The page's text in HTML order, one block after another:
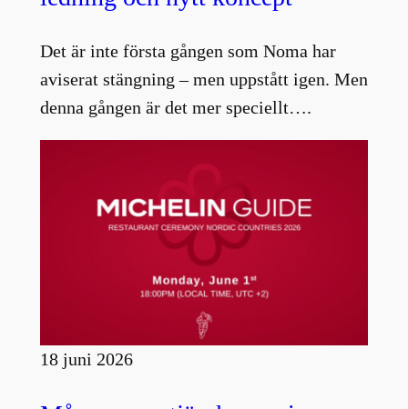
Det är inte första gången som Noma har
aviserat stängning – men uppstått igen. Men
denna gången är det mer speciellt….
18 juni 2026